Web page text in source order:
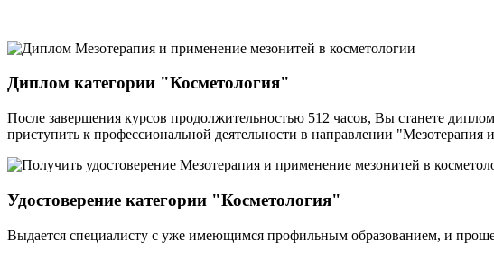
Диплом категории "Косметология"
После завершения курсов продолжительностью 512 часов, Вы станете
приступить к профессиональной деятельности в направлении
Удостоверение категории "Косметология"
Выдается специалисту с уже имеющимся профильным образованием, и